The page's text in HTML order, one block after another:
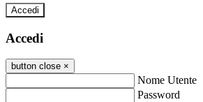
Accedi
Accedi
button close ×
Nome Utente
Password